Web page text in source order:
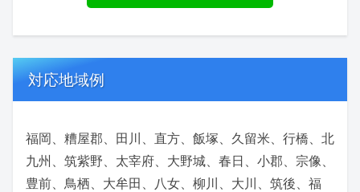
対応地域例
福岡、糟屋郡、田川、直方、飯塚、久留米、行橋、北
九州、筑紫野、太宰府、大野城、春日、小郡、宗像、
豊前、鳥栖、大牟田、八女、柳川、大川、筑後、福